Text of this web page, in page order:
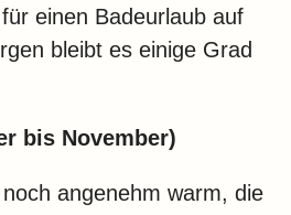
einen Badeurlaub auf
bleibt es einige Grad
bis November)
angenehm warm, die